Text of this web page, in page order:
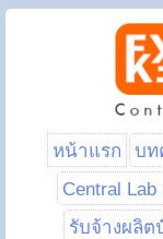
หน้าแรก บท
Central
รับจ้างผลิต